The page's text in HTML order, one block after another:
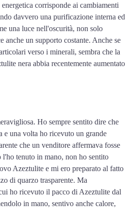
corrisponde ai cambiamenti
davvero una purificazione interna ed
una luce nell'oscurità, non solo
un supporto costante. Anche se
verso i minerali, sembra che la
nera abbia recentemente aumentato
Ho sempre sentito dire che
e una volta ho ricevuto un grande
che un venditore affermava fosse
tenuto in mano, non ho sentito
Azeztulite e mi ero preparato al fatto
di quarzo trasparente. Ma
ho ricevuto il pacco di Azeztulite dal
in mano, sentivo anche calore,